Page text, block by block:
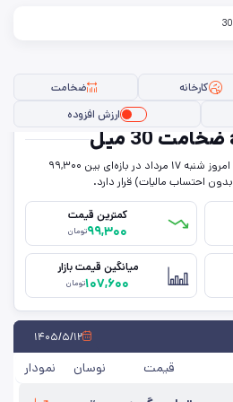
30
کارخانه
ضخامت
ارزش افزوده
ورق a516 ضخامت 30 میل امروز شنبه ۱۷ مرداد در بازه‌ای بین ۹۹,۳۰۰
کمترین قیمت
۹۹,۳۰۰تومان
میانگین قیمت بازار
۱۰۷,۶۰۰تومان
۱۴۰۵/۵/۱۲
قیمت نوسان نمودار